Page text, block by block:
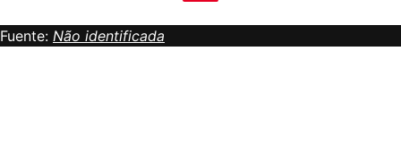
Fuente: Não identificada